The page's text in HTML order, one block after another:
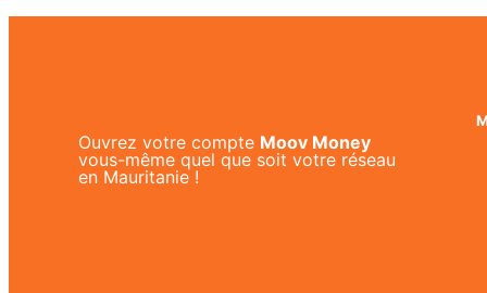
Ouvrez votre compte Moov Money
vous-même quel que soit votre réseau
en Mauritanie !